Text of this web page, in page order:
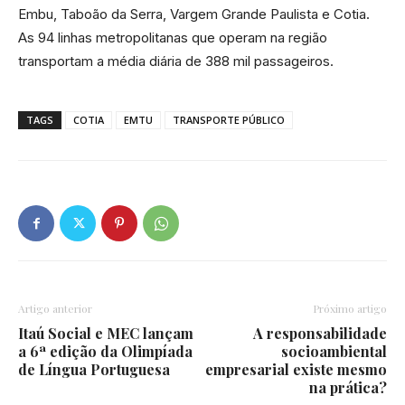
Embu, Taboão da Serra, Vargem Grande Paulista e Cotia.
As 94 linhas metropolitanas que operam na região
transportam a média diária de 388 mil passageiros.
TAGS COTIA EMTU TRANSPORTE PÚBLICO
Artigo anterior
Itaú Social e MEC lançam
a 6ª edição da Olimpíada
de Língua Portuguesa
Próximo artigo
A responsabilidade
socioambiental
empresarial existe mesmo
na prática?